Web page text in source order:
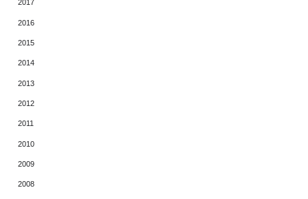
2017
2016
2015
2014
2013
2012
2011
2010
2009
2008